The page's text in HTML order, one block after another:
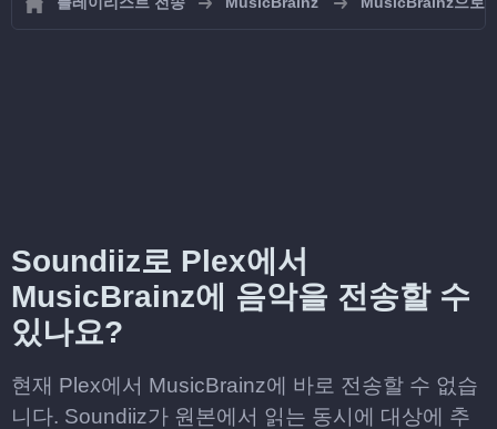
Soundiiz로 Plex에서
MusicBrainz에 음악을 전송할 수
있나요?
현재 Plex에서 MusicBrainz에 바로 전송할 수 없습
니다. Soundiiz가 원본에서 읽는 동시에 대상에 추